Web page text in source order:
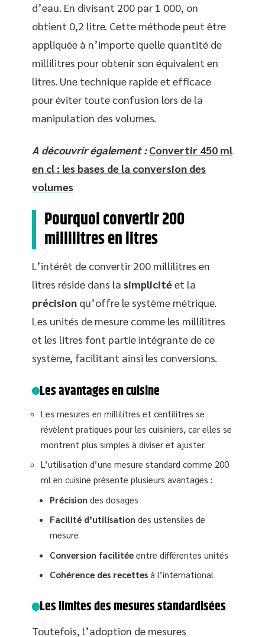
d’eau. En divisant 200 par 1 000, on
obtient 0,2 litre. Cette méthode peut être
appliquée à n’importe quelle quantité de
millilitres pour obtenir son équivalent en
litres. Une technique rapide et efficace
pour éviter toute confusion lors de la
manipulation des volumes.
A découvrir également : Convertir 450 ml
en cl : les bases de la conversion des
volumes
Pourquoi convertir 200
millilitres en litres
L’intérêt de convertir 200 millilitres en
litres réside dans la simplicitéet la
précision qu’offre le système métrique.
Les unités de mesure comme les millilitres
et les litres font partie intégrante de ce
système, facilitant ainsi les conversions.
Les avantages en cuisine
Les mesures en millilitres et centilitres se
révèlent pratiques pour les cuisiniers, car elles se
montrent plus simples à diviser et ajuster.
L’utilisation d’une mesure standard comme 200
ml en cuisine présente plusieurs avantages :
Précision des dosages
Facilité d’utilisation des ustensiles de
mesure
Conversion facilitée entre différentes unités
Cohérence des recettes à l’international
Les limites des mesures standardisées
Toutefois, l’adoption de mesures